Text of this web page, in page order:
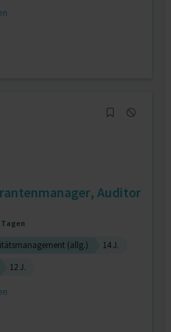
Auditor
(allg.)
14 J.
12 J.